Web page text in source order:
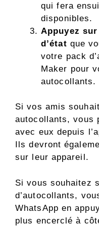
qui fera
disponibles.
Appuyez
d’état que
votre pack
Maker pour
autocollants.
Si vos amis
autocollants, vous
avec eux depuis
Ils devront
sur leur appareil.
Si vous souhaitez
d’autocollants,
WhatsApp en
plus encerclé à